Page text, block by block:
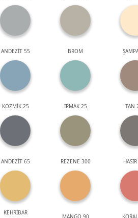
ANDEZİT 55 BROM
KOZMİK 25 IRMAK 25 TAN
ANDEZİT 65 REZENE 300
KEHRİBAR
MANGO 90